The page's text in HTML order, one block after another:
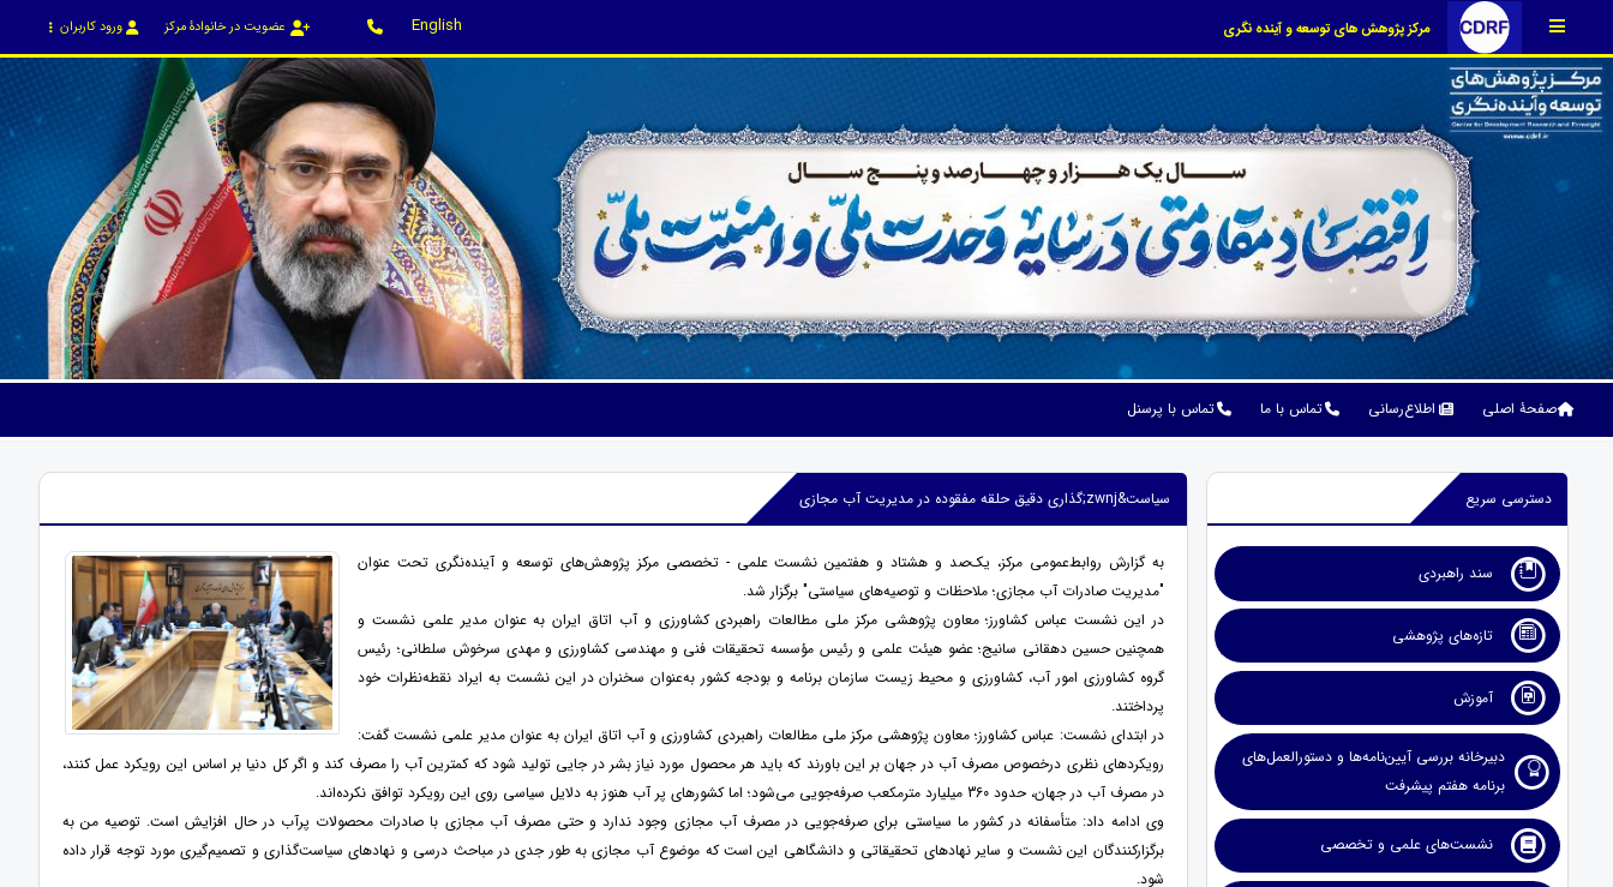
مرکز پژوهش های توسعه و آینده نگری English عضویت در خانوادۀ مرکز ورود کاربران
صفحۀ اصلی اطلاع‌رسانی تماس با ما تماس با پرسنل
دسترسی سریع
سند راهبردی
تازه‌های پژوهشی
آموزش
دبیرخانه بررسی آیین‌نامه‌ها و دستورالعمل‌های
برنامه هفتم پیشرفت
نشست‌های علمی و تخصصی
سیاست&zwnj;گذاری دقیق حلقه مفقوده در مدیریت آب مجازی
به گزارش روابط‌عمومی مرکز، یک‌صد و هشتاد و هفتمین نشست علمی - تخصصی مرکز پژوهش‌های توسعه و آینده‌نگری تحت عنوان
"مدیریت صادرات آب مجازی؛ ملاحظات و توصیه‌های سیاستی" برگزار شد.
در این نشست عباس کشاورز؛ معاون پژوهشی مرکز ملی مطالعات راهبردی کشاورزی و آب اتاق ایران به عنوان مدیر علمی نشست و
همچنین حسین دهقانی سانیج؛ عضو هیئت علمی و رئیس مؤسسه تحقیقات فنی و مهندسی کشاورزی و مهدی سرخوش سلطانی؛ رئیس
گروه کشاورزی امور آب، کشاورزی و محیط زیست سازمان برنامه و بودجه کشور به‌‌عنوان سخنران در این نشست به ایراد نقطه‌نظرات خود
پرداختند.
در ابتدای نشست: عباس کشاورز؛ معاون پژوهشی مرکز ملی مطالعات راهبردی کشاورزی و آب اتاق ایران به عنوان مدیر علمی نشست گفت:
رویکردهای نظری درخصوص مصرف آب در جهان بر این باورند که باید هر محصول مورد نیاز بشر در جایی تولید شود که کمترین آب را مصرف کند و اگر کل دنیا بر اساس این رویکرد عمل کنند،
در مصرف آب در جهان، حدود 360 میلیارد مترمکعب صرفه‌جویی می‌شود؛ اما کشورهای پر آب هنوز به دلایل سیاسی روی این رویکرد توافق نکرده‌اند.
وی ادامه داد: متأسفانه در کشور ما سیاستی برای صرفه‌جویی در مصرف آب مجازی وجود ندارد و حتی مصرف آب مجازی با صادرات محصولات پرآب در حال افزایش است. توصیه من به
برگزارکنندگان این نشست و سایر نهادهای تحقیقاتی و دانشگاهی این است که موضوع آب مجازی به طور جدی در مباحث درسی و نهادهای سیاست‌گذاری و تصمیم‌گیری مورد توجه قرار داده
شود.